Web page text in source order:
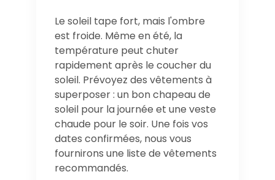
Le soleil tape fort, mais l'ombre
est froide. Même en été, la
température peut chuter
rapidement après le coucher du
soleil. Prévoyez des vêtements à
superposer : un bon chapeau de
soleil pour la journée et une veste
chaude pour le soir. Une fois vos
dates confirmées, nous vous
fournirons une liste de vêtements
recommandés.